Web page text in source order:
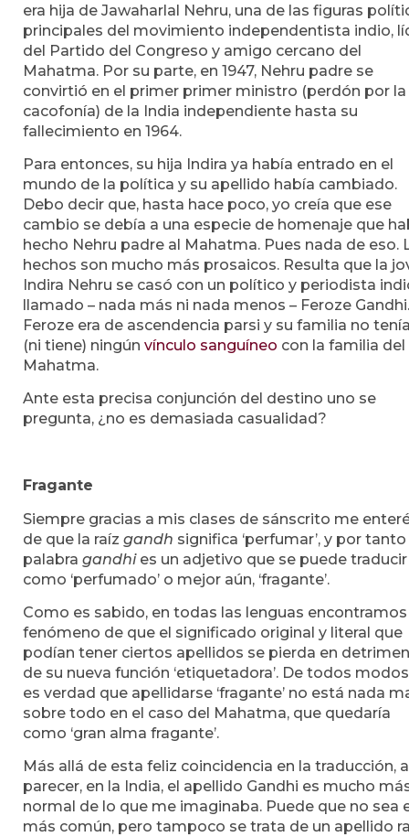
era hija de Jawaharlal Nehru, una de las figuras
principales del movimiento independentista indio,
del Partido del Congreso y amigo cercano del
Mahatma. Por su parte, en 1947, Nehru padre se
convirtió en el primer primer ministro (perdón por la
cacofonía) de la India independiente hasta su
fallecimiento en 1964.
Para entonces, su hija Indira ya había entrado en el
mundo de la política y su apellido había cambiado.
Debo decir que, hasta hace poco, yo creía que ese
cambio se debía a una especie de homenaje que
hecho Nehru padre al Mahatma. Pues nada de eso.
hechos son mucho más prosaicos. Resulta que la
Indira Nehru se casó con un político y periodista
llamado – nada más ni nada menos – Feroze Gandhi.
Feroze era de ascendencia parsi y su familia no
(ni tiene) ningún vínculo sanguíneo con la familia del
Mahatma.
Ante esta precisa conjunción del destino uno se
pregunta, ¿no es demasiada casualidad?
Fragante
Siempre gracias a mis clases de sánscrito me
de que la raíz gandh significa ‘perfumar’, y por tanto
palabra gandhies un adjetivo que se puede traducir
como ‘perfumado’ o mejor aún, ‘fragante’.
Como es sabido, en todas las lenguas
fenómeno de que el significado original y literal que
podían tener ciertos apellidos se pierda en
de su nueva función ‘etiquetadora’. De todos
es verdad que apellidarse ‘fragante’ no está nada
sobre todo en el caso del Mahatma, que quedaría
como ‘gran alma fragante’.
Más allá de esta feliz coincidencia en la traducción,
parecer, en la India, el apellido Gandhi es mucho
normal de lo que me imaginaba. Puede que no sea
más común, pero tampoco se trata de un apellido